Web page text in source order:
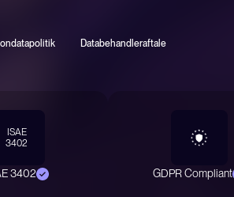
Databehandleraftale
ISAE
3402
3402 GDPR Compliant